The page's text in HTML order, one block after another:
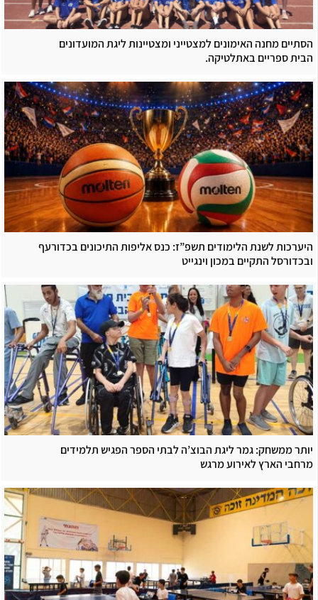
הסתיים מחנה האימונים למצטייני ומצטיינות ליגת המועדונים
הבית ספריים באתלטיקה.
היערכות לשנת הלימודים תשפ”ז: כנס אליפות התיכונים בכדורעף
ובכדורסל התקיים במכון וינגייט
יותר ממשחק: גמר ליגת הבוצ’ה לבתי הספר הפגיש תלמידים
מרחבי הארץ לאירוע מרגש